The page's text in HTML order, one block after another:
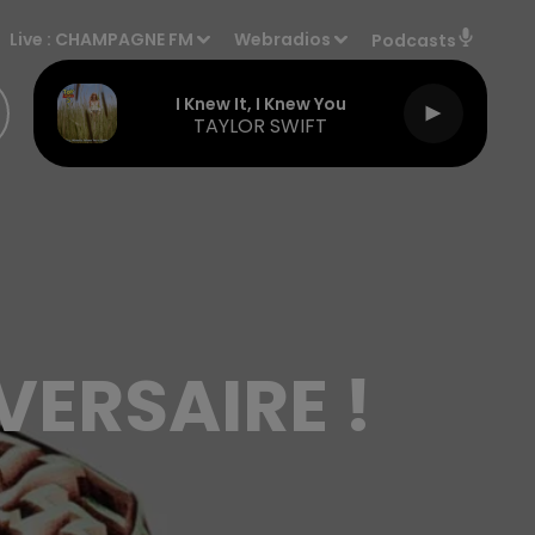
Live : CHAMPAGNE FM Webradios Podcasts
I Knew It, I Knew You
TAYLOR SWIFT
!